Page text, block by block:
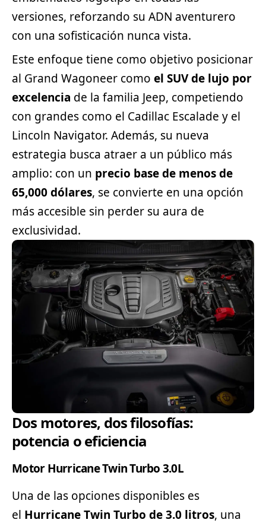
versiones, reforzando su ADN aventurero
con una sofisticación nunca vista.
Este enfoque tiene como objetivo posicionar
al Grand Wagoneer como el SUVde lujo por
excelencia de la familia Jeep, competiendo
con grandes como el Cadillac Escalade y el
Lincoln Navigator. Además, su nueva
estrategia busca atraer a un público más
amplio: con un precio base de menos de
65,000 dólares, se convierte en una opción
más accesible sin perder su aura de
exclusividad.
Dos motores, dos filosofías:
potencia o eficiencia
Motor Hurricane Twin Turbo 3.0L
Una de las opciones disponibles es
el Hurricane Twin Turbo de 3.0 litros, una